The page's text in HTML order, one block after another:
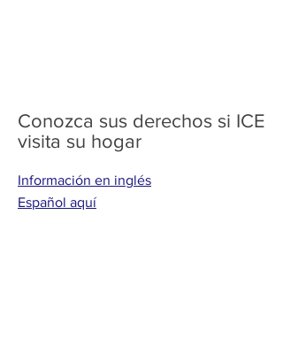
Conozca sus derechos si ICE
visita su hogar
Información en inglés
Español aquí